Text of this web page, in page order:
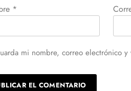
*
mi nombre, correo electrónico